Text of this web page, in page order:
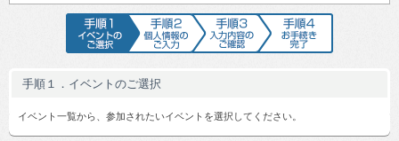
手順1 イベントのご選択手順2 個人情報のご入力手順3 入力内容のご確認
手順１．イベントのご選択
イベント一覧から、参加されたいイベントを選択してください。